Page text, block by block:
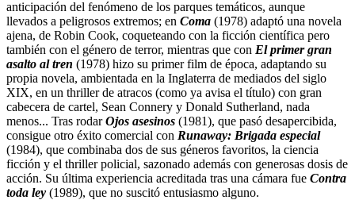
anticipación del fenómeno de los parques temáticos, aunque
llevados a peligrosos extremos; en Coma (1978) adaptó una novela
ajena, de Robin Cook, coqueteando con la ficción científica pero
también con el género de terror, mientras que con El primer gran
asalto al tren (1978) hizo su primer film de época, adaptando su
propia novela, ambientada en la Inglaterra de mediados del siglo
XIX, en un thriller de atracos (como ya avisa el título) con gran
cabecera de cartel, Sean Connery y Donald Sutherland, nada
menos... Tras rodarOjos asesinos (1981), que pasó desapercibida,
consigue otro éxito comercial con Runaway: Brigada especial
(1984), que combinaba dos de sus géneros favoritos, la ciencia
ficción y el thriller policial, sazonado además con generosas dosis de
acción. Su última experiencia acreditada tras una cámara fue Contra
toda ley (1989), que no suscitó entusiasmo alguno.